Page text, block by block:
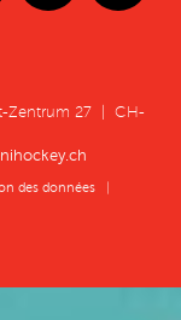
Zentrum 27 | CH-
des données |